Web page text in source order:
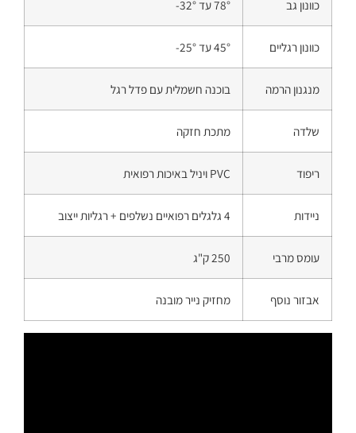
כוונון גב 78° עד ‎-32°
כוונון רגליים 45° עד ‎-25°
מנגנון הרמה בוכנה חשמלית עם פדל רגל
שלדה מתכת חזקה
ריפוד PVC ויניל באיכות רפואית
ניידות 4 גלגלים רפואיים נשלפים + רגליות ייצוב
עומס מרבי 250 ק"ג
אבזור נוסף מחזיק נייר מובנה